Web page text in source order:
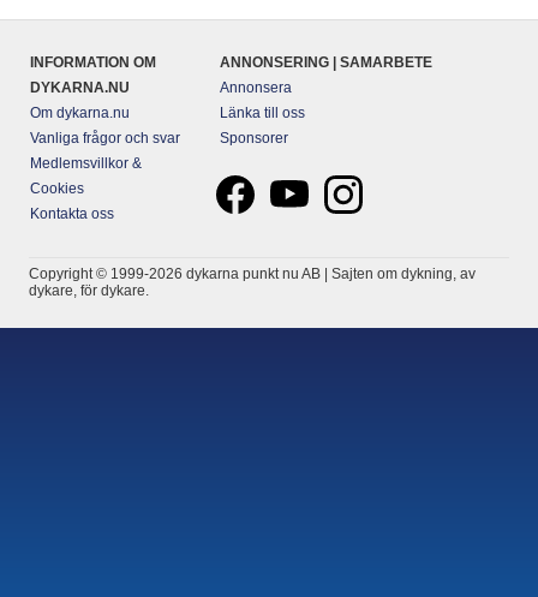
INFORMATION OM
DYKARNA.NU
Om dykarna.nu
Vanliga frågor och svar
Medlemsvillkor &
Cookies
Kontakta oss
ANNONSERING | SAMARBETE
Annonsera
Länka till oss
Sponsorer
Copyright © 1999-2026 dykarna punkt nu AB | Sajten om dykning, av
dykare, för dykare.